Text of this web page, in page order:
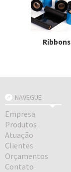
Ribbons
NAVEGUE
Empresa
Produtos
Atuação
Clientes
Orçamentos
Contato